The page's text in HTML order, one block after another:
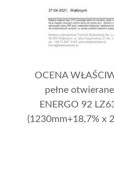
OCENA
pełne
ENERGO 92
(1230mm+18,7% x